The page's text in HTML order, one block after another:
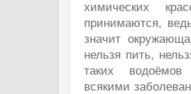
химических
принимаются,
значит
нельзя пить,
таких водоёмов
всякими